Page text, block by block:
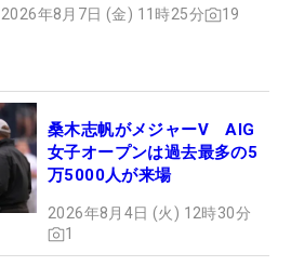
2026年8月7日 (金) 11時25分 19
桑木志帆がメジャーV AIG
女子オープンは過去最多の5
万5000人が来場
2026年8月4日 (火) 12時30分
1